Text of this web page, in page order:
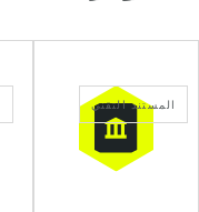
المستند التقني